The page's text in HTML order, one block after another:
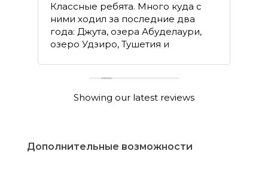
Классные ребята. Много куда с
ними ходил за последние два
года: Джута, озера Абуделаури,
озеро Удзиро, Тушетия и
Showing our latest reviews
Дополнительные возможности